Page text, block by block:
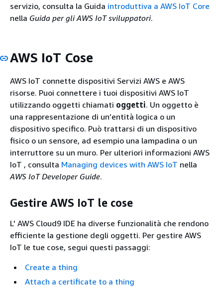
servizio, consulta la Guida introduttiva a AWS IoT Core
nella Guida per gli AWS IoT sviluppatori.
AWS IoT Cose
AWS IoT connette dispositivi Servizi AWS e AWS
risorse. Puoi connettere i tuoi dispositivi AWS IoT
utilizzando oggetti chiamati oggetti. Un oggetto è
una rappresentazione di un’entità logica o un
dispositivo specifico. Può trattarsi di un dispositivo
fisico o un sensore, ad esempio una lampadina o un
interruttore su un muro. Per ulteriori informazioni AWS
IoT , consulta Managing devices with AWS IoT nella
AWS IoT Developer Guide.
Gestire AWS IoT le cose
L' AWS Cloud9 IDE ha diverse funzionalità che rendono
efficiente la gestione degli oggetti. Per gestire AWS
IoT le tue cose, segui questi passaggi:
Create a thing
Attach a certificate to a thing